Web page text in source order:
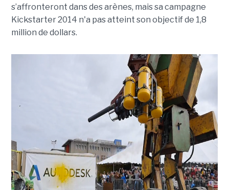
s’affronteront dans des arènes, mais sa campagne
Kickstarter 2014 n'a pas atteint son objectif de 1,8
million de dollars.